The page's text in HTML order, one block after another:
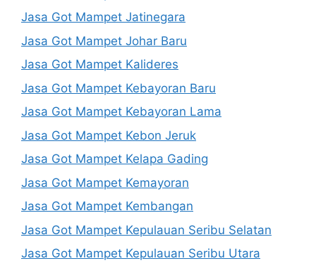
Jasa Got Mampet Jatinegara
Jasa Got Mampet Johar Baru
Jasa Got Mampet Kalideres
Jasa Got Mampet Kebayoran Baru
Jasa Got Mampet Kebayoran Lama
Jasa Got Mampet Kebon Jeruk
Jasa Got Mampet Kelapa Gading
Jasa Got Mampet Kemayoran
Jasa Got Mampet Kembangan
Jasa Got Mampet Kepulauan Seribu Selatan
Jasa Got Mampet Kepulauan Seribu Utara